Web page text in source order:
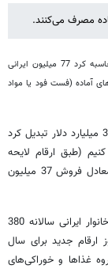
توان محاسبه کرد 77 میلیون ایرانی
آماده (فست فود یا مواد
توان به 3.7 میلیارد دلار تبدیل کرد
دلار هم محاسبه کنیم (طبق ارقام لایحه
توان برآورد کرد که ایرانیان معادل فروش 37 میلیون
های بانک مرکزی تا پایان سال 90 هر خانوار ایرانی سالانه 380
ارقام جدید برای سال
غذاها و خوراکیهای